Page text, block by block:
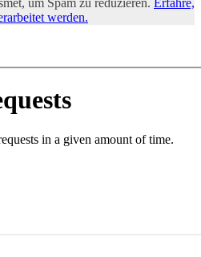
um Spam zu reduzieren. Erfahre,
werden.